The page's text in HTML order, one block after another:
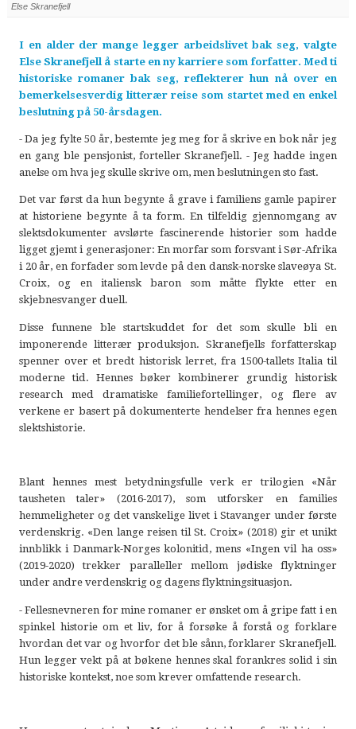
Else Skranefjell
I en alder der mange legger arbeidslivet bak seg, valgte
Else Skranefjell å starte en ny karriere som forfatter. Med ti
historiske romaner bak seg, reflekterer hun nå over en
bemerkelsesverdig litterær reise som startet med en enkel
beslutning på 50-årsdagen.
- Da jeg fylte 50 år, bestemte jeg meg for å skrive en bok når jeg
en gang ble pensjonist, forteller Skranefjell. - Jeg hadde ingen
anelse om hva jeg skulle skrive om, men beslutningen sto fast.
Det var først da hun begynte å grave i familiens gamle papirer
at historiene begynte å ta form. En tilfeldig gjennomgang av
slektsdokumenter avslørte fascinerende historier som hadde
ligget gjemt i generasjoner: En morfar som forsvant i Sør-Afrika
i 20 år, en forfader som levde på den dansk-norske slaveøya St.
Croix, og en italiensk baron som måtte flykte etter en
skjebnesvanger duell.
Disse funnene ble startskuddet for det som skulle bli en
imponerende litterær produksjon. Skranefjells forfatterskap
spenner over et bredt historisk lerret, fra 1500-tallets Italia til
moderne tid. Hennes bøker kombinerer grundig historisk
research med dramatiske familiefortellinger, og flere av
verkene er basert på dokumenterte hendelser fra hennes egen
slektshistorie.
Blant hennes mest betydningsfulle verk er trilogien «Når
tausheten taler» (2016-2017), som utforsker en families
hemmeligheter og det vanskelige livet i Stavanger under første
verdenskrig. «Den lange reisen til St. Croix» (2018) gir et unikt
innblikk i Danmark-Norges kolonitid, mens «Ingen vil ha oss»
(2019-2020) trekker paralleller mellom jødiske flyktninger
under andre verdenskrig og dagens flyktningsituasjon.
- Fellesnevneren for mine romaner er ønsket om å gripe fatt i en
spinkel historie om et liv, for å forsøke å forstå og forklare
hvordan det var og hvorfor det ble sånn, forklarer Skranefjell.
Hun legger vekt på at bøkene hennes skal forankres solid i sin
historiske kontekst, noe som krever omfattende research.